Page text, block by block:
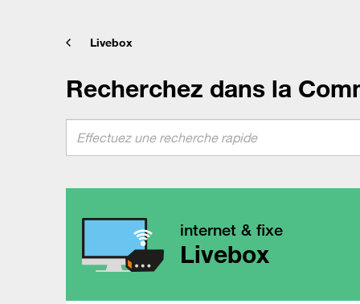
Livebox
Recherchez dans la
internet & fixe
Livebox